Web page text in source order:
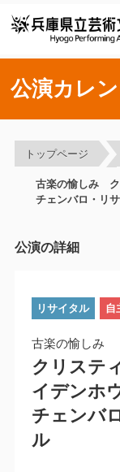
公演カレ
トップページ
古楽の愉しみ ク
チェンバロ・リ
公演の詳細
リサイタル 自
古楽の愉しみ
クリステ
イデンホ
チェンバ
ル